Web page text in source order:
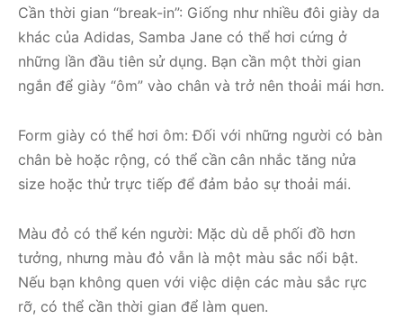
Cần thời gian “break-in”: Giống như nhiều đôi giày da
khác của Adidas, Samba Jane có thể hơi cứng ở
những lần đầu tiên sử dụng. Bạn cần một thời gian
ngắn để giày “ôm” vào chân và trở nên thoải mái hơn.
Form giày có thể hơi ôm: Đối với những người có bàn
chân bè hoặc rộng, có thể cần cân nhắc tăng nửa
size hoặc thử trực tiếp để đảm bảo sự thoải mái.
Màu đỏ có thể kén người: Mặc dù dễ phối đồ hơn
tưởng, nhưng màu đỏ vẫn là một màu sắc nổi bật.
Nếu bạn không quen với việc diện các màu sắc rực
rỡ, có thể cần thời gian để làm quen.